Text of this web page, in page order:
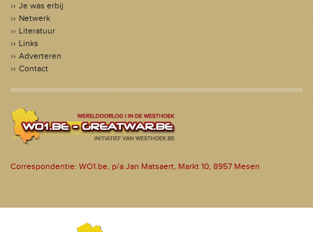
Je was erbij
Netwerk
Literatuur
Links
Adverteren
Contact
Correspondentie: WO1.be, p/a Jan Matsaert, Markt 10, 8957 Mesen